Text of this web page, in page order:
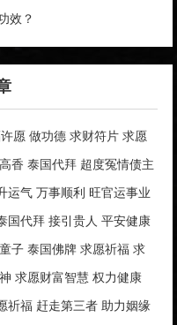
效？
愿 做功德 求财符片 求愿
香 泰国代拜 超度冤情债主
祈福
运气 万事顺利 旺官运事业
国代拜 接引贵人 平安健康
子 泰国佛牌 求愿祈福 求
求愿财富智慧 权力健康
祈福 赶走第三者 助力姻缘